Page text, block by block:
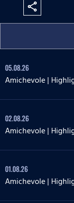
share
05.08.26
Amichevole |
02.08.26
Amichevole |
01.08.26
Amichevole |